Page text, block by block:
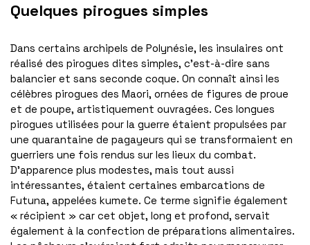
Quelques pirogues simples
Dans certains archipels de Polynésie, les insulaires ont
réalisé des pirogues dites simples, c’est-à-dire sans
balancier et sans seconde coque. On connaît ainsi les
célèbres pirogues des Maori, ornées de figures de proue
et de poupe, artistiquement ouvragées. Ces longues
pirogues utilisées pour la guerre étaient propulsées par
une quarantaine de pagayeurs qui se transformaient en
guerriers une fois rendus sur les lieux du combat.
D’apparence plus modestes, mais tout aussi
intéressantes, étaient certaines embarcations de
Futuna, appelées kumete. Ce terme signifie également
« récipient » car cet objet, long et profond, servait
également à la confection de préparations alimentaires.